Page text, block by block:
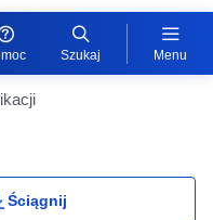
Szukaj Menu
Portlet
Ściągnij